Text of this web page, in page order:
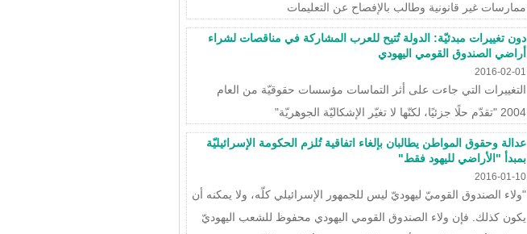
ممارسات غير قانونية وطالب بالإفصاح عن التعليمات
دون تغييرات مبدئيّة: الدولة تُتيح للعرب المشاركة في مناقصات لشراء
أراضي الصندوق القومي اليهودي
2016-02-01
التغييرات التي جاءت على أثر التماسات مؤسسات حقوقيّة من العام
2004 "تقدّم حلًا جزئيًا، لكنّها لا تغيّر الإشكاليّة الجوهريّة"
عدالة وحقوق المواطن يطالبان بإلغاء اتفاقية تُلزم الحكومة الإسرائيليّة
بمبدأ "الأراضي لليهود فقط"
2016-01-10
"ولاء الصندوق القوميّ ليهوديّ ليس للجمهور الإسرائيلي كلّه، ولا يمكنه أن
يكون كذلك. فإن ولاء الصندوق القومي اليهودي محفوظ للشعب اليهوديّ